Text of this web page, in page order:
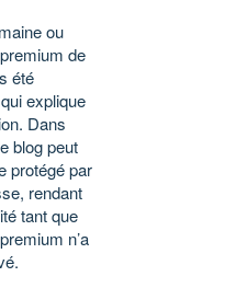
ou
de
été
explique
Dans
blog peut
protégé par
rendant
tant que
n’a